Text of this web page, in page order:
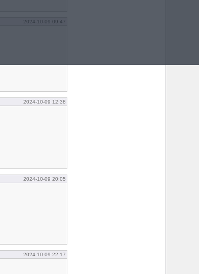
2024-10-09 09:47
2024-10-09 12:38
2024-10-09 20:05
2024-10-09 22:17